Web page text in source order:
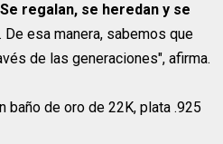
regalan, se heredan y se
. De esa manera, sabemos que
de las generaciones", afirma.
baño de oro de 22K, plata .925